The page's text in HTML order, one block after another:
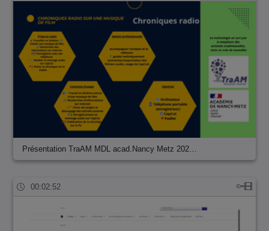
Présentation TraAM MDL acad.Nancy Metz 202…
00:02:52